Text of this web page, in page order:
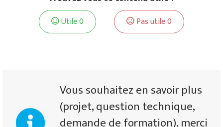
Utile0 Pas utile0
Vous souhaitez en savoir plus
(projet, question technique,
demande de formation), merci